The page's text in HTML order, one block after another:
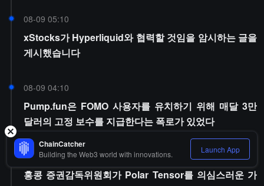
08-09 05:10
xStocks가 Hyperliquid와 협력할 것임을 암시하는 글을
게시했습니다
08-09 04:10
Pump.fun은 FOMO 사용자를 유치하기 위해 매달 3만
달러의 고정 보수를 지급한다는 폭로가 있었다
08-09 02:04
홍콩 증권감독위원회가 Polar Tensor를 의심스러운 가
ChainCatcher
Building the Web3 world with innovations. Launch App